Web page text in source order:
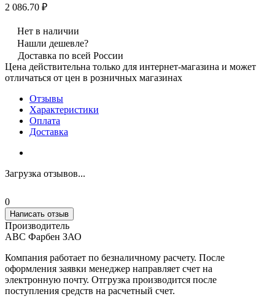
2 086.70 ₽
Нет в наличии
Нашли дешевле?
Доставка по всей России
Цена действительна только для интернет-магазина и может
отличаться от цен в розничных магазинах
Отзывы
Характеристики
Оплата
Доставка
Загрузка отзывов...
0
Написать отзыв
Производитель
АВС Фарбен ЗАО
Компания работает по безналичному расчету. После
оформления заявки менеджер направляет счет на
электронную почту. Отгрузка производится после
поступления средств на расчетный счет.